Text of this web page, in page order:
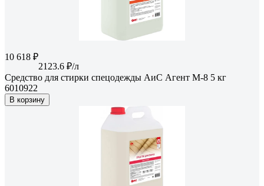
10 618 ₽
2123.6 ₽/л
Средство для стирки спецодежды АиС Агент M-8 5 кг
6010922
В корзину